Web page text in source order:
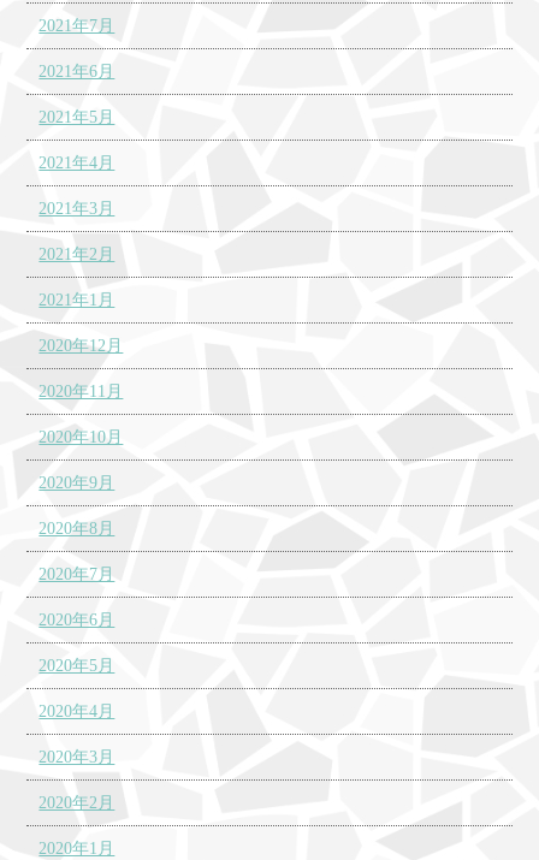
2021年7月
2021年6月
2021年5月
2021年4月
2021年3月
2021年2月
2021年1月
2020年12月
2020年11月
2020年10月
2020年9月
2020年8月
2020年7月
2020年6月
2020年5月
2020年4月
2020年3月
2020年2月
2020年1月